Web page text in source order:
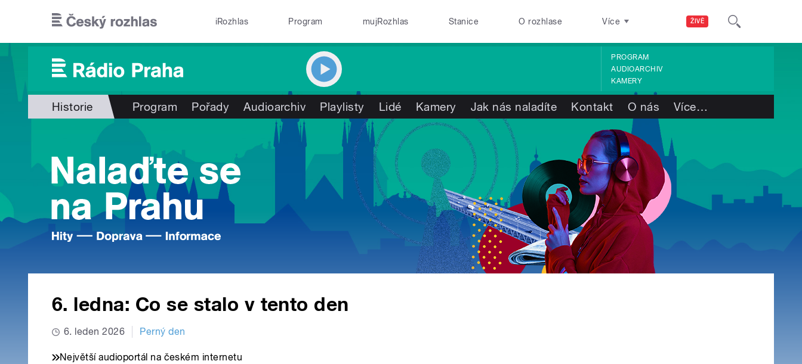
ŽIVĚ
iRozhlas Program mujRozhlas Stanice O rozhlase Více
PROGRAM
AUDIOARCHIV
KAMERY
Historie Program Pořady Audioarchiv Playlisty Lidé Kamery Jak nás naladíte Kontakt O nás Více…
6. ledna: Co se stalo v tento den
6. leden 2026 Perný den
Největší audioportál na českém internetu